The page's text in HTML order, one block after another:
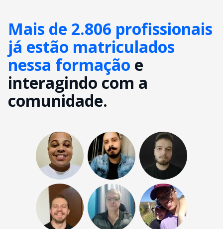
Mais de 2.806 profissionais
já estão matriculados
nessa formação e
interagindo com a
comunidade.